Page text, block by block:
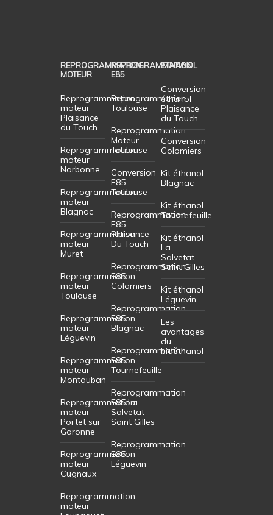
REPROGRAMMATION
MOTEUR
Reprogrammation
moteur
Plaisance
du Touch
Reprogrammation
moteur
Narbonne
Reprogrammation
moteur
Blagnac
Reprogrammation
moteur
Muret
Reprogrammation
moteur
Toulouse
Reprogrammation
moteur
Léguevin
Reprogrammation
moteur
Montauban
Reprogrammation
moteur
Portet sur
Garonne
Reprogrammation
moteur
Cugnaux
Reprogrammation
moteur
REPROGRAMMATION
E85
Reprogrammation
Toulouse
Reprogrammation
Moteur
Toulouse
Conversion
E85
Toulouse
Reprogrammation
E85
Plaisance
Du Touch
Reprogrammation
E85
Colomiers
Reprogrammation
E85
Blagnac
Reprogrammation
E85
Tournefeuille
Reprogrammation
E85 La
Salvetat
Saint Gilles
Reprogrammation
E85
Léguevin
ETHANOL
Conversion
éthanol
Plaisance
du Touch
Conversion
Colomiers
Kit éthanol
Blagnac
Kit éthanol
Tournefeuille
Kit éthanol
La
Salvetat
Saint Gilles
Kit éthanol
Léguevin
Les
avantages
du
bioéthanol